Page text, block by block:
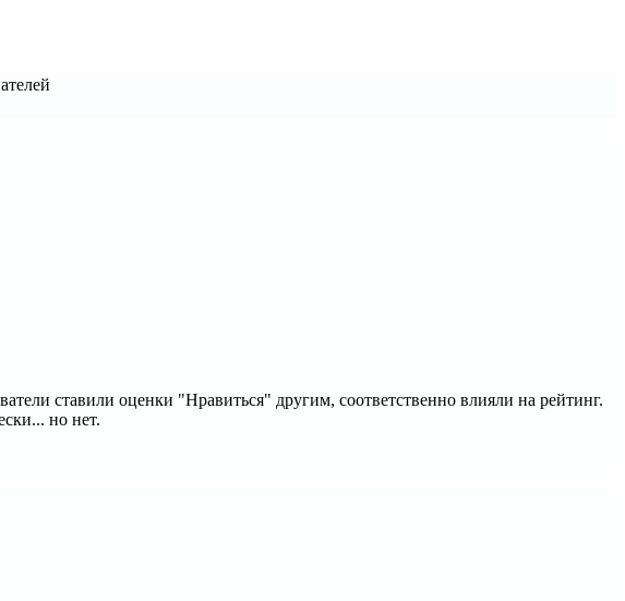
ставили оценки "Нравиться" другим, соответственно влияли на рейтинг.
но нет.